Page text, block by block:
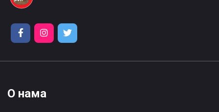
О нама